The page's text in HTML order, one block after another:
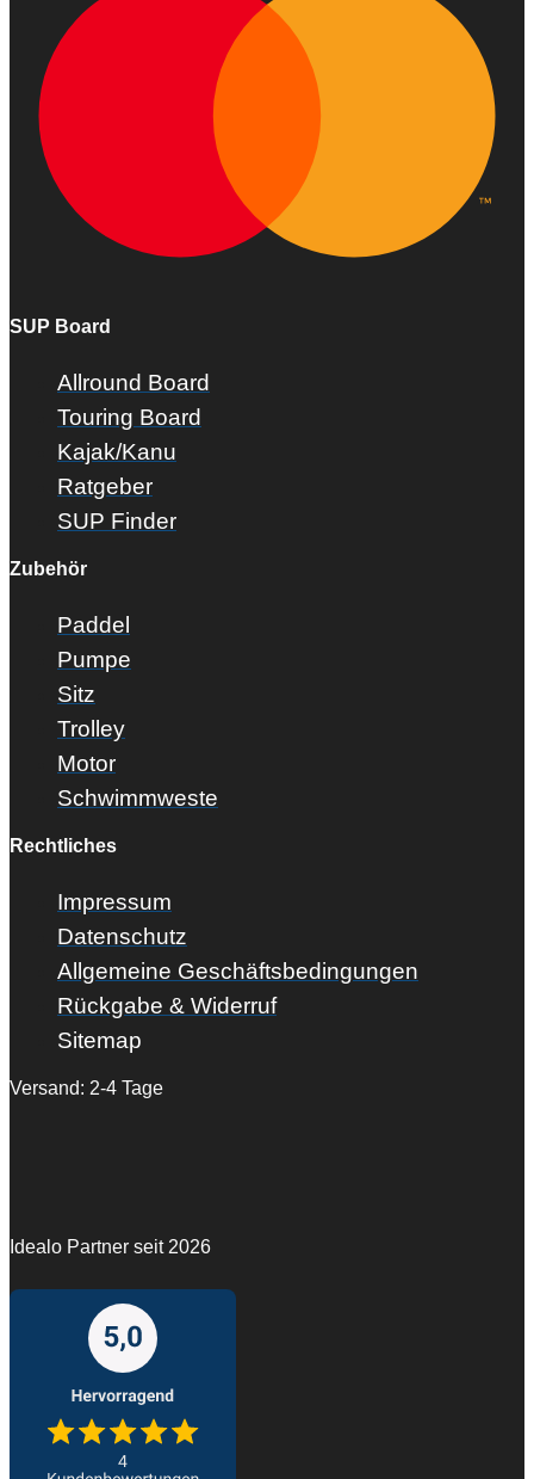
SUP Board
Allround Board
Touring Board
Kajak/Kanu
Ratgeber
SUP Finder
Zubehör
Paddel
Pumpe
Sitz
Trolley
Motor
Schwimmweste
Rechtliches
Impressum
Datenschutz
Allgemeine Geschäftsbedingungen
Rückgabe & Widerruf
Sitemap
Versand: 2-4 Tage
Idealo Partner seit 2026